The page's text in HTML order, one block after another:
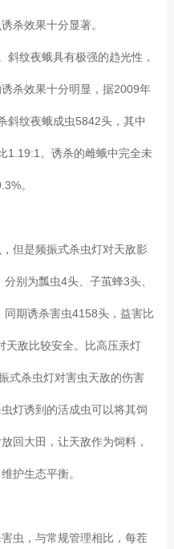
杀效果十分显著。
斜纹夜蛾具有极强的趋光性，
杀效果十分明显，据2009年
斜纹夜蛾成虫5842头，其中
1.19:1。诱杀的雌蛾中完全未
。
但是频振式杀虫灯对天敌影
别为瓢虫4头、子茧蜂3头、
期诱杀害虫4158头，益害比
天敌比较安全。比高压汞灯
式杀虫灯对害虫天敌的伤害
灯诱到的活成虫可以将其饲
回大田，让天敌作为饲料，
护生态平衡。
虫，与常规管理相比，每茬